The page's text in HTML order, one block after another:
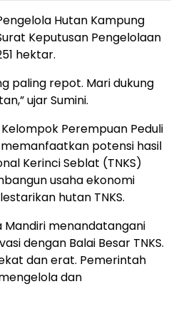
Hutan Kampung
Keputusan Pengelolaan
hektar.
paling repot. Mari dukung
ujar Sumini.
Perempuan Peduli
memanfaatkan potensi hasil
Kerinci Seblat (TNKS)
usaha ekonomi
hutan TNKS.
Mandiri menandatangani
dengan Balai Besar TNKS.
dan erat. Pemerintah
dan